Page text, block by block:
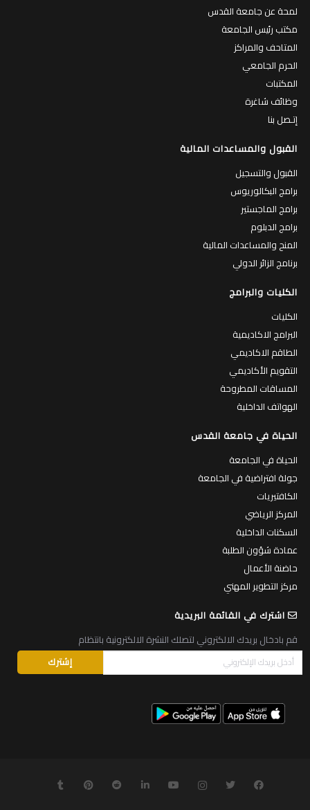
لمحة عن جامعة القدس
مكتب رئيس الجامعة
المتاحف والمراكز
الحرم الجامعي
المكتبات
وظائف شاغرة
إتـصل بنا
القبول والمساعدات المالية
القبول والتسجيل
برامج البكالوريوس
برامج الماجستير
برامج الدبلوم
المنح والمساعدات المالية
برنامج الزائر الدولي
الكليات والبرامج
الكليات
البرامج الاكاديمية
الطاقم الاكاديمي
التقويم الأكاديمي
المساقات المطروحة
الهواتف الداخلية
الحياة في جامعة القدس
الحياة في الجامعة
جولة افتراضية في الجامعة
الكافتيريات
المركز الرياضي
السكنات الداخلية
عمادة شؤون الطلبة
حاضنة الأعمال
مركز التطوير المهني
اشترك في القائمة البريدية
قم بادخال بريدك الالكتروني لتصلك النشرة الالكترونية بانتظام